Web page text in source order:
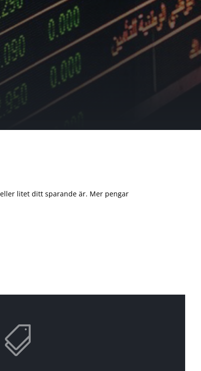
litet ditt sparande är. Mer pengar
